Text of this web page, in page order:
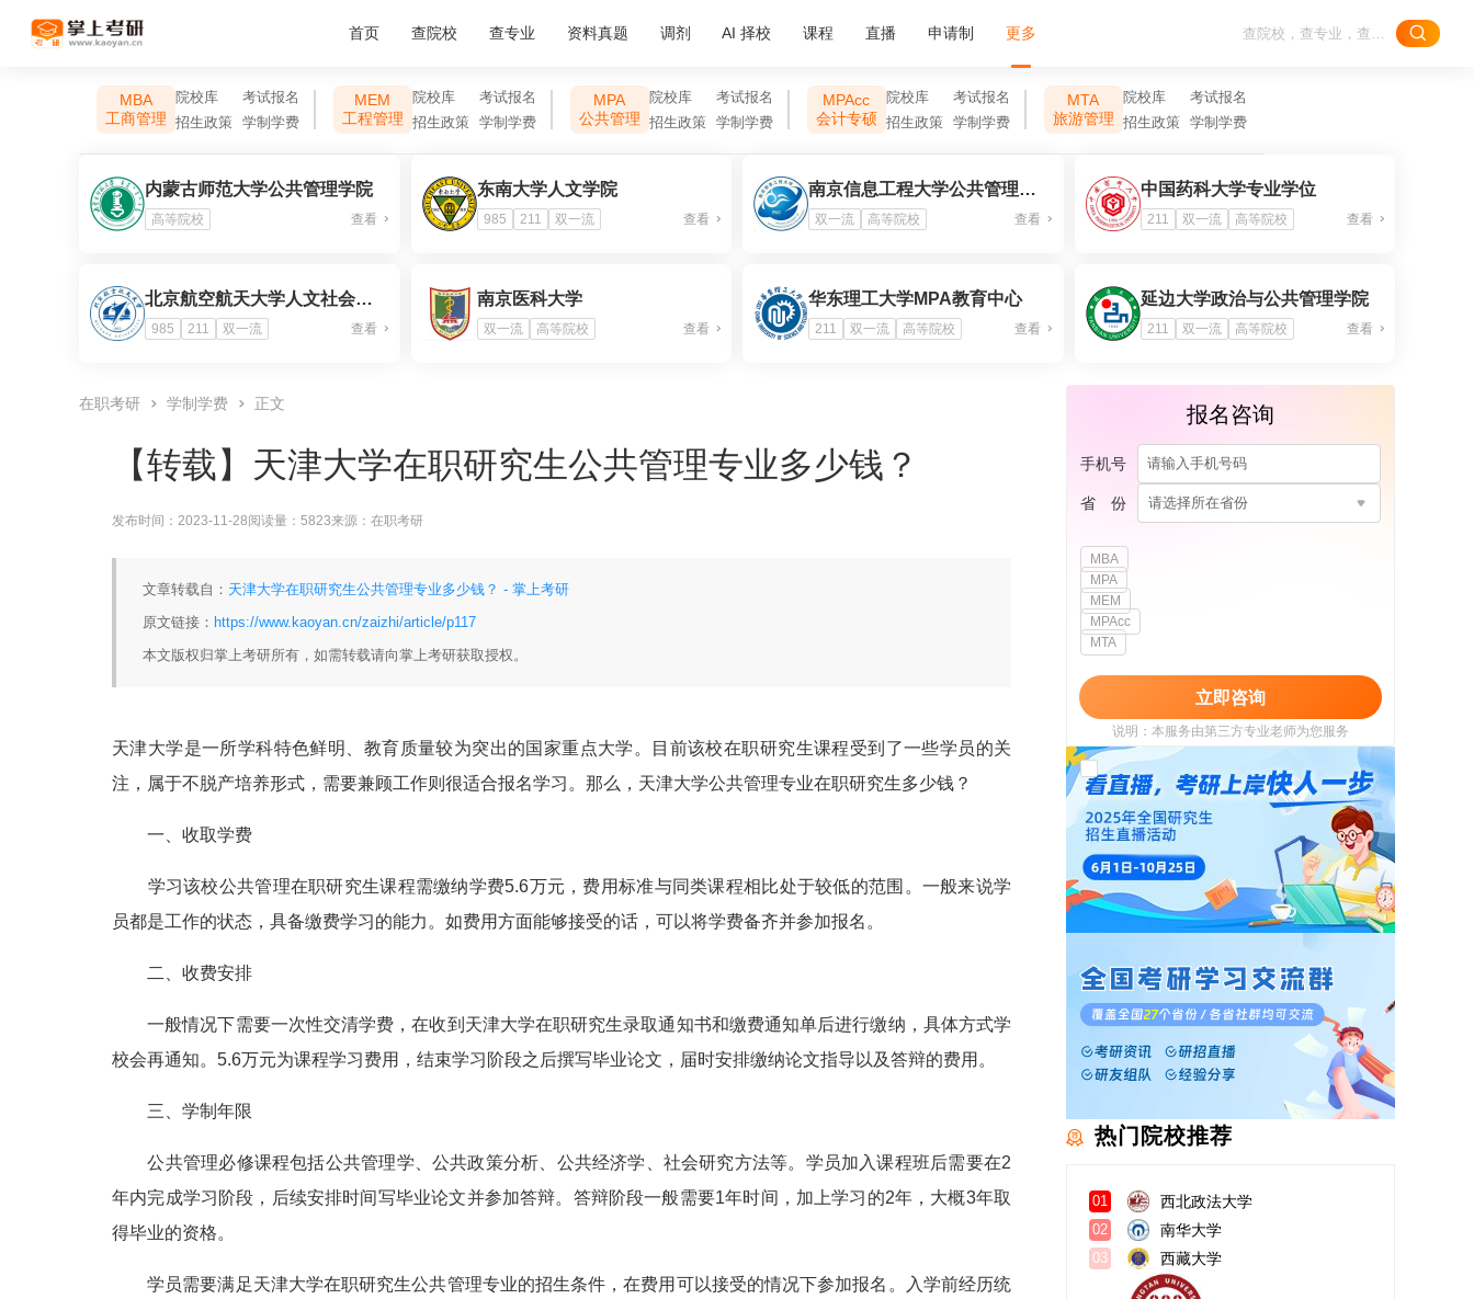
首页 查院校 查专业 资料真题 调剂 AI 择校 课程 直播 申请制 更多
MBA
工商管理
院校库
考试报名
招生政策
学制学费
MEM
工程管理
院校库
考试报名
招生政策
学制学费
MPA
公共管理
院校库
考试报名
招生政策
学制学费
MPAcc
会计专硕
院校库
考试报名
招生政策
学制学费
MTA
旅游管理
院校库
考试报名
招生政策
学制学费
内蒙古师范大学公共管理学院
高等院校 查看
东南大学人文学院
985 211 双一流 查看
南京信息工程大学公共管理学院
双一流 高等院校 查看
中国药科大学专业学位
211 双一流 高等院校 查看
北京航空航天大学人文社会科学学院
985 211 双一流 查看
南京医科大学
双一流 高等院校 查看
华东理工大学MPA教育中心
211 双一流 高等院校 查看
延边大学政治与公共管理学院
211 双一流 高等院校 查看
在职考研 学制学费 正文
【转载】 天津大学在职研究生公共管理专业多少钱？
发布时间： 2023-11-28阅读量： 5823来源： 在职考研
文章转载自： 天津大学在职研究生公共管理专业多少钱？ - 掌上考研
原文链接： https://www.kaoyan.cn/zaizhi/article/p117
本文版权归掌上考研所有，如需转载请向掌上考研获取授权。
天津大学是一所学科特色鲜明、教育质量较为突出的国家重点大学。目前该校在职研究生课程受到了一些学员的关
注，属于不脱产培养形式，需要兼顾工作则很适合报名学习。那么，天津大学公共管理专业在职研究生多少钱？
一、收取学费
学习该校公共管理在职研究生课程需缴纳学费5.6万元，费用标准与同类课程相比处于较低的范围。一般来说学
员都是工作的状态，具备缴费学习的能力。如费用方面能够接受的话，可以将学费备齐并参加报名。
二、收费安排
一般情况下需要一次性交清学费，在收到天津大学在职研究生录取通知书和缴费通知单后进行缴纳，具体方式学
校会再通知。5.6万元为课程学习费用，结束学习阶段之后撰写毕业论文，届时安排缴纳论文指导以及答辩的费用。
三、学制年限
公共管理必修课程包括公共管理学、公共政策分析、公共经济学、社会研究方法等。学员加入课程班后需要在2
年内完成学习阶段，后续安排时间写毕业论文并参加答辩。答辩阶段一般需要1年时间，加上学习的2年，大概3年取
得毕业的资格。
学员需要满足天津大学在职研究生公共管理专业的招生条件，在费用可以接受的情况下参加报名。入学前经历统
报名咨询
手机号
省 份 请选择所在省份
MBA
MPA
MEM
MPAcc
MTA
立即咨询
说明：本服务由第三方专业老师为您服务
我已阅读并同意 《用户政策》
《用户服务
使用协议》
热门院校推荐
01 西北政法大学
02 南华大学
03 西藏大学